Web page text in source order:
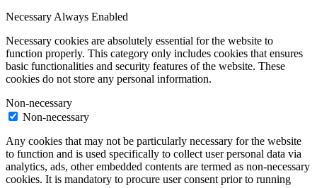
NecessaryAlways Enabled
Necessary cookies are absolutely essential for the website to
function properly. This category only includes cookies that ensures
basic functionalities and security features of the website. These
cookies do not store any personal information.
Non-necessary
Non-necessary
Any cookies that may not be particularly necessary for the website
to function and is used specifically to collect user personal data via
analytics, ads, other embedded contents are termed as non-necessary
cookies. It is mandatory to procure user consent prior to running